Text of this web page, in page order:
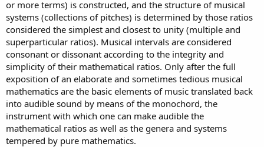
or more terms) is constructed, and the structure of musical
systems (collections of pitches) is determined by those ratios
considered the simplest and closest to unity (multiple and
superparticular ratios). Musical intervals are considered
consonant or dissonant according to the integrity and
simplicity of their mathematical ratios. Only after the full
exposition of an elaborate and sometimes tedious musical
mathematics are the basic elements of music translated back
into audible sound by means of the monochord, the
instrument with which one can make audible the
mathematical ratios as well as the genera and systems
tempered by pure mathematics.